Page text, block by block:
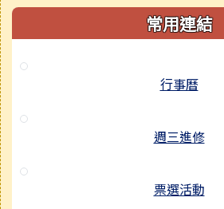
常用連結
行事曆
週三進修
票選活動